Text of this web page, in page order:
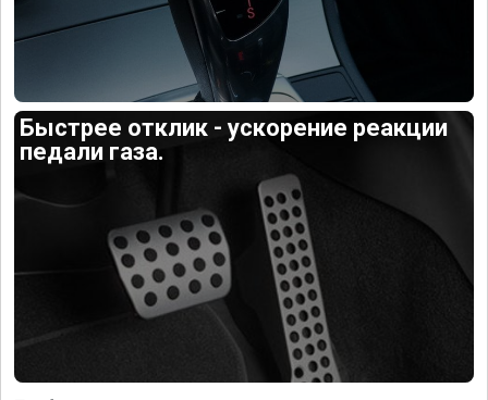
Быстрее отклик - ускорение реакции
педали газа.